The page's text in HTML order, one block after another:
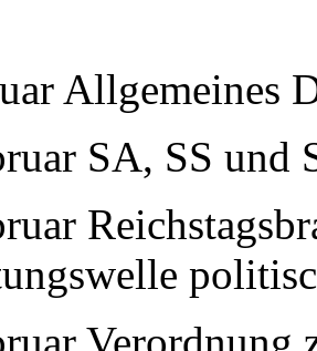
Allgemeines
SA, SS